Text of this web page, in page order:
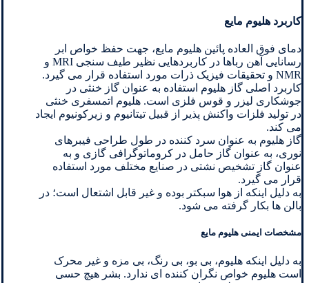
کاربرد هلیوم مایع
دمای فوق العاده پائین هلیوم مایع، جهت حفظ خواص ابر
رسانایی آهن رباها در کاربردهایی نظیر طیف سنجی MRI و
NMR و تحقیقات فیزیک ذرات مورد استفاده قرار می گیرد.
کاربرد اصلی گاز هلیوم استفاده به عنوان گاز خنثی در
جوشکاری لیزر و قوس فلزی است. هلیوم اتمسفری خنثی
در تولید فلزات واکنش پذیر از قبیل تیتانیوم و زیرکونیوم ایجاد
می کند.
گاز هلیوم به عنوان سرد کننده در طول طراحی فیبرهای
نوری، به عنوان گاز حامل در کروماتوگرافی گازی و به
عنوان گاز تشخیص نشتی در صنایع مختلف مورد استفاده
قرار می گیرد.
به دلیل اینکه از هوا سبکتر بوده و غیر قابل اشتعال است؛ در
بالن ها بکار گرفته می شود.
مشخصات ایمنی هلیوم مایع
به دلیل اینکه هلیوم، بی بو، بی رنگ، بی مزه و غیر محرک
است هلیوم خواص نگران کننده ای ندارد. بشر هیچ حسی